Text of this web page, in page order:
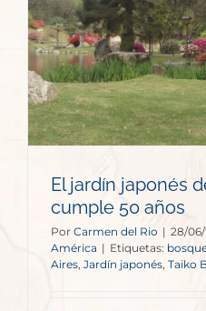
El jardín japonés
cumple 50 años
Por Carmen del Rio | 28/06/
América | Etiquetas:
Aires Jardín japonés Taiko